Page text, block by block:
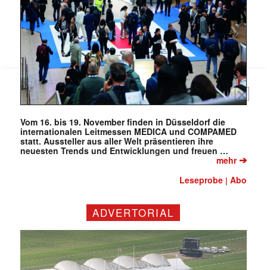
Vom 16. bis 19. November finden in Düsseldorf die
internationalen Leitmessen MEDICA und COMPAMED
statt. Aussteller aus aller Welt präsentieren ihre
neuesten Trends und Entwicklungen und freuen …
mehr➔
Leseprobe |Abo
ADVERTORIAL